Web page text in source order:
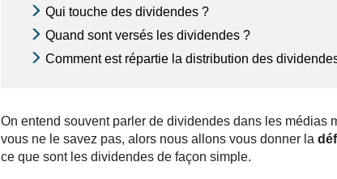
Qui touche des dividendes ?
Quand sont versés les dividendes ?
Comment est répartie la distribution des
On entend souvent parler de dividendes dans les médias
vous ne le savez pas, alors nous allons vous donner la
ce que sont les dividendes de façon simple.